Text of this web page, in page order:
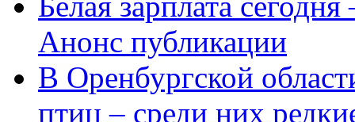
Анонс публикации
В Оренбургской
птиц – среди них